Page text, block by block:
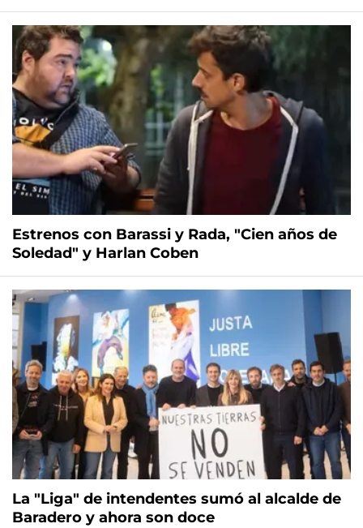
Estrenos con Barassi y Rada, "Cien años de
Soledad" y Harlan Coben
La "Liga" de intendentes sumó al alcalde de
Baradero y ahora son doce